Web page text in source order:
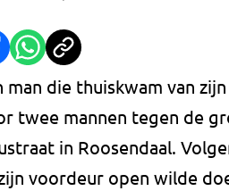
man die thuiskwam van
twee mannen tegen de
in Roosendaal.
voordeur open wilde